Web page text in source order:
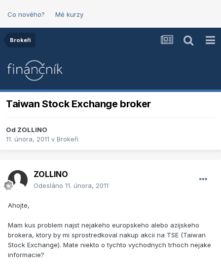
Co nového? Mé kurzy
Brokeři
Taiwan Stock Exchange broker
Od ZOLLINO
11. února, 2011 v Brokeři
ZOLLINO
Odesláno 11. února, 2011
Ahojte,
Mam kus problem najst nejakeho europskeho alebo azijskeho
brokera, ktory by mi sprostredkoval nakup akcii na TSE (Taiwan
Stock Exchange). Mate niekto o tychto vychodnych trhoch nejake
informacie?